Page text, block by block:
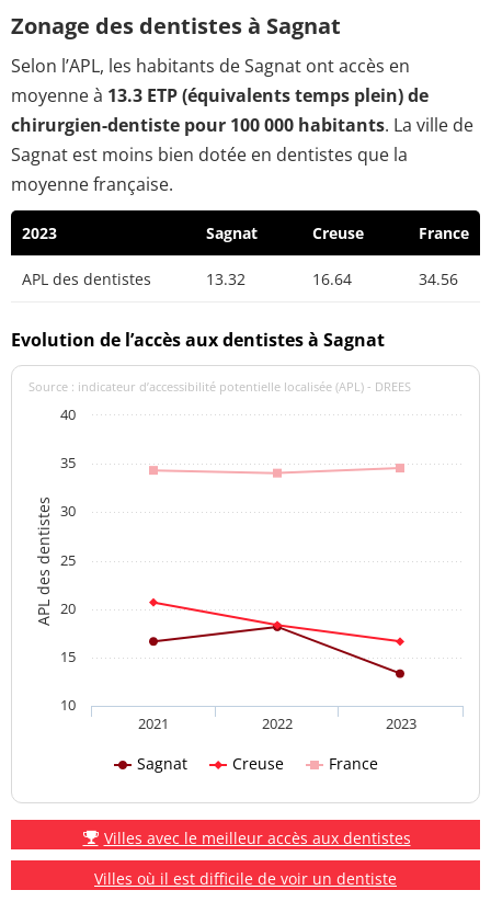
Zonage des dentistes à Sagnat
Selon l’APL, les habitants de Sagnat ont accès en
moyenne à 13.3 ETP (équivalents temps plein) de
chirurgien-dentiste pour 100 000 habitants. La ville de
Sagnat est moins bien dotée en dentistes que la
moyenne française.
2023 Sagnat Creuse France
APL des dentistes 13.32 16.64 34.56
Evolution de l’accès aux dentistes à Sagnat
APL des dentistes
Source : indicateur d’accessibilité potentielle localisée (APL) - DREES
Sagnat Creuse France
2021 2022 2023
10
15
20
25
30
35
40
Villes avec le meilleur accès aux dentistes
Villes où il est difficile de voir un dentiste